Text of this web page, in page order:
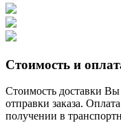
Стоимость и
Стоимость доставки
отправки заказа.
получении в